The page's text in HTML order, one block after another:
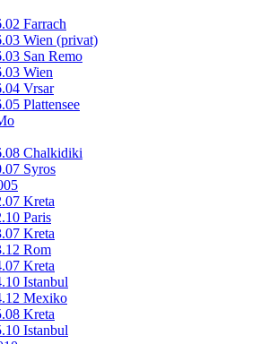
Farrach
Wien (privat)
San Remo
Wien
Vrsar
Plattensee
Chalkidiki
Syros
Kreta
Paris
Kreta
Rom
Kreta
Istanbul
Mexiko
Kreta
Istanbul